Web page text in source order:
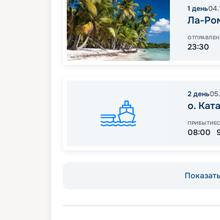
1 день
Ла-
23:30
2 день
о.
ПРИБЫТИЕ
08:00